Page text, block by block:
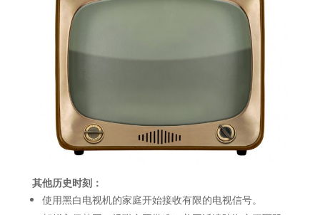
其他历史时刻：
使用黑白电视机的家庭开始接收有限的电视信号。